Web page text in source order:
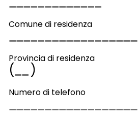
Comune di residenza
Provincia di residenza
( )
Numero di telefono